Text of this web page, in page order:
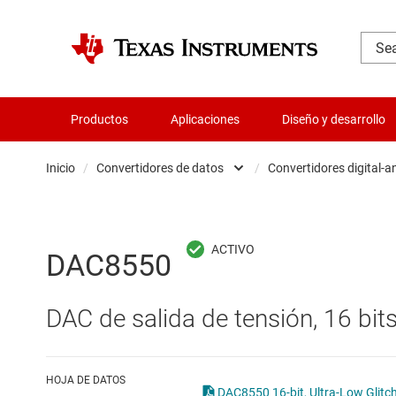
Productos Aplicaciones Diseño y desarrollo
Inicio / Convertidores de datos
Aislamiento
Audio, háptica y piezoeléctrica
/ Convertidores digital-
DAC8550
DAC de salida de tensión, 16
HOJA DE DATOS